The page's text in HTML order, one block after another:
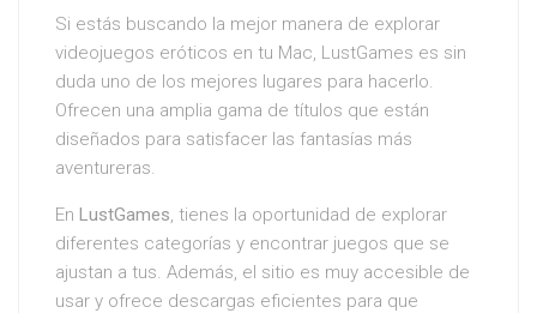
Si estás buscando la mejor manera de explorar
videojuegos eróticos en tu Mac, LustGames es sin
duda uno de los mejores lugares para hacerlo.
Ofrecen una amplia gama de títulos que están
diseñados para satisfacer las fantasías más
aventureras.
En LustGames, tienes la oportunidad de explorar
diferentes categorías y encontrar juegos que se
ajustan a tus. Además, el sitio es muy accesible de
usar y ofrece descargas eficientes para que